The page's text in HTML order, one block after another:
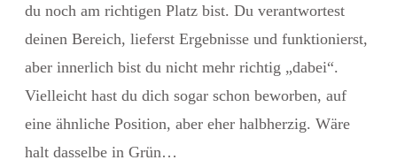
du noch am richtigen Platz bist. Du verantwortest
deinen Bereich, lieferst Ergebnisse und funktionierst,
aber innerlich bist du nicht mehr richtig „dabei“.
Vielleicht hast du dich sogar schon beworben, auf
eine ähnliche Position, aber eher halbherzig. Wäre
halt dasselbe in Grün…